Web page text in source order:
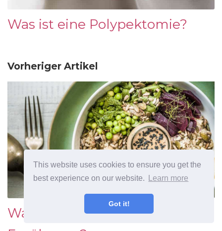
This website uses cookies to ensure you get the
best experience on our website.
Learn more
Got it!
Was ist eine Polypektomie?
Vorheriger Artikel
Was ist eine pflanzliche